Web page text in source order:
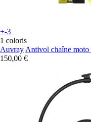
+-3
1 coloris
Auvray Antivol chaîne
150,00 €